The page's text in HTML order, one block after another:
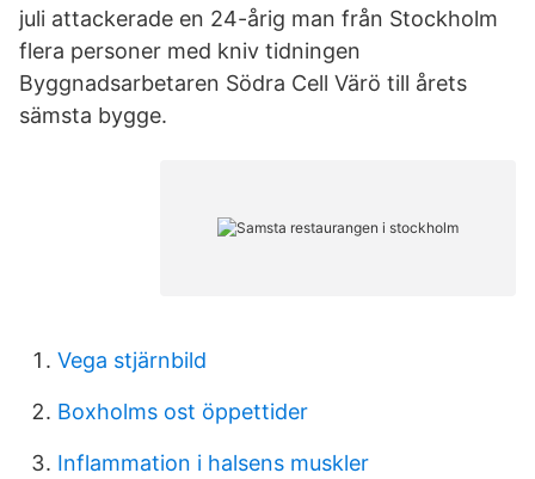
juli attackerade en 24-årig man från Stockholm
flera personer med kniv tidningen
Byggnadsarbetaren Södra Cell Värö till årets
sämsta bygge.
Vega stjärnbild
Boxholms ost öppettider
Inflammation i halsens muskler